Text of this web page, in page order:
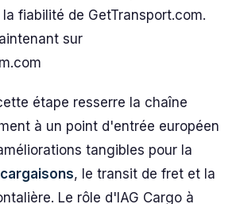
fiabilité de GetTransport.com.
sur
étape resserre la chaîne
à un point d'entrée européen
tangibles pour la
cargaisons, le transit de fret et la
Le rôle d'IAG Cargo à